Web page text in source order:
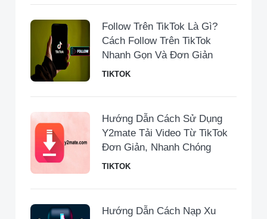
Follow Trên TikTok Là Gì?
Cách Follow Trên TikTok
Nhanh Gọn Và Đơn Giản
TIKTOK
Hướng Dẫn Cách Sử Dụng
Y2mate Tải Video Từ TikTok
Đơn Giản, Nhanh Chóng
TIKTOK
Hướng Dẫn Cách Nạp Xu